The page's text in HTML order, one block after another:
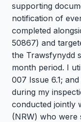
supporting
notification of
completed
50867) and
the Trawsfynydd
month period. I
007 Issue 6.1;
during my
conducted jointly
(NRW) who were